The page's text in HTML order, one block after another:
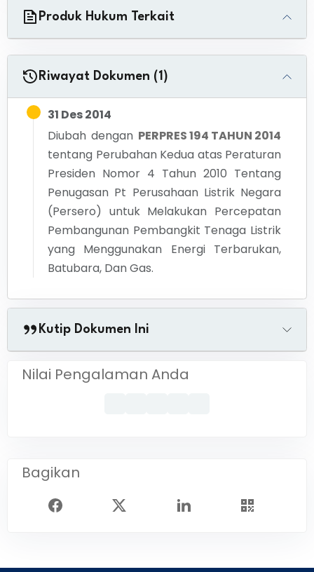
Produk Hukum Terkait
Riwayat Dokumen (1)
31 Des 2014
Diubah dengan PERPRES 194 TAHUN 2014
tentang Perubahan Kedua atas Peraturan
Presiden Nomor 4 Tahun 2010 Tentang
Penugasan Pt Perusahaan Listrik Negara
(Persero) untuk Melakukan Percepatan
Pembangunan Pembangkit Tenaga Listrik
yang Menggunakan Energi Terbarukan,
Batubara, Dan Gas.
Kutip Dokumen Ini
Nilai Pengalaman Anda
Bagikan